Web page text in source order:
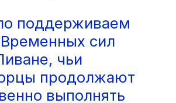
поддерживаем
сил
чьи
продолжают
выполнять